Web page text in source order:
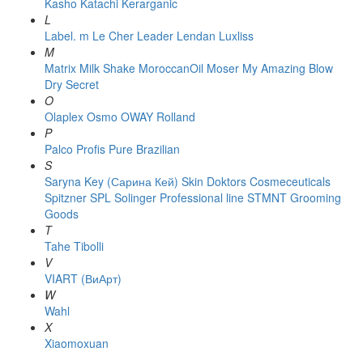
Kasho Katachi Kerarganic
L
Label. m Le Cher Leader Lendan Luxliss
M
Matrix Milk Shake MoroccanOil Moser My Amazing Blow
Dry Secret
O
Olaplex Osmo OWAY Rolland
P
Palco Profis Pure Brazilian
S
Saryna Key (Сарина Кей) Skin Doktors Cosmeceuticals
Spitzner SPL Solinger Professional line STMNT Grooming
Goods
T
Tahe Tibolli
V
VIART (ВиАрт)
W
Wahl
X
Xiaomoxuan